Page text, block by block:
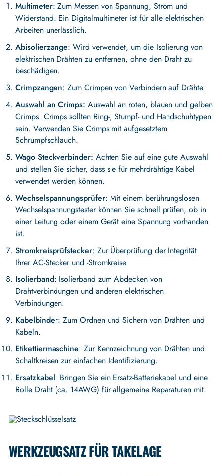
Multimeter: Zum Messen von Spannung, Strom und
Widerstand. Ein Digitalmultimeter ist für alle elektrischen
Arbeiten unerlässlich.
Abisolierzange: Wird verwendet, um die Isolierung von
elektrischen Drähten zu entfernen, ohne den Draht zu
beschädigen.
Crimpzangen: Zum Crimpen von Verbindern auf Drähte.
Auswahl an Crimps: Auswahl an roten, blauen und gelben
Crimps. Crimps sollten Ring-, Stumpf- und Handschuhtypen
sein. Verwenden Sie Crimps mit aufgesetztem
Schrumpfschlauch.
Wago Steckverbinder: Achten Sie auf eine gute Auswahl
und stellen Sie sicher, dass sie für mehrdrähtige Kabel
verwendet werden können.
Wechselspannungsprüfer: Mit einem berührungslosen
Wechselspannungstester können Sie schnell prüfen, ob in
einer Leitung oder einem Gerät eine Spannung vorhanden
ist.
Stromkreisprüfstecker: Zur Überprüfung der Integrität
Ihrer AC-Stecker und -Stromkreise
Isolierband: Isolierband zum Abdecken von
Drahtverbindungen und anderen elektrischen
Verbindungen.
Kabelbinder: Zum Ordnen und Sichern von Drähten und
Kabeln.
Etikettiermaschine: Zur Kennzeichnung von Drähten und
Schaltkreisen zur einfachen Identifizierung.
Ersatzkabel: Bringen Sie ein Ersatz-Batteriekabel und eine
Rolle Draht (ca. 14AWG) für allgemeine Reparaturen mit.
WERKZEUGSATZ FÜR TAKELAGE